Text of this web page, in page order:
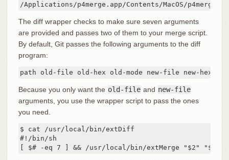
/Applications/p4merge.app/Contents/MacOS/p4merge $*
The diff wrapper checks to make sure seven arguments
are provided and passes two of them to your merge script.
By default, Git passes the following arguments to the diff
program:
path old-file old-hex old-mode new-file new-hex new-
Because you only want the old-file and new-file
arguments, you use the wrapper script to pass the ones
you need.
$ cat /usr/local/bin/extDiff
#!/bin/sh
[ $# -eq 7 ] && /usr/local/bin/extMerge "$2" "$5"